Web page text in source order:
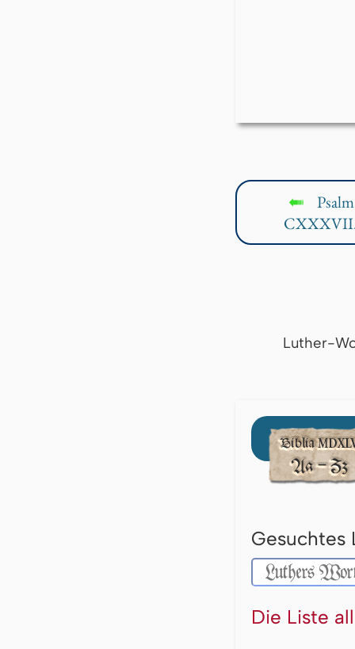
↤
Psalm
Luther-
Die Liste